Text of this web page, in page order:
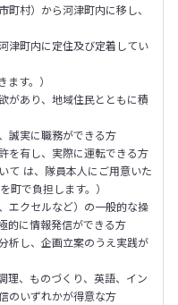
町村）から河津町内に移し、
津町内に定住及び定着してい
ます。）
があり、地域住民とともに積
誠実に職務ができる方
を有し、実際に運転できる方
て は、隊員本人にご用意いた
町で負担します。）
エクセルなど）の一般的な操
的に情報発信ができる方
析し、企画立案のうえ実践が
理、ものづくり、英語、イン
のいずれかが得意な方